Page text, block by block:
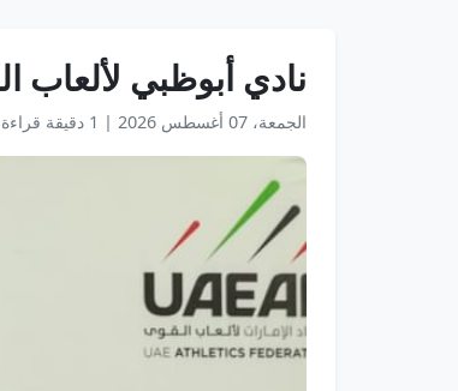
نادي أبوظبي لألعاب
الجمعة، 07 أغسطس 2026 | 1 دقيقة قراءة